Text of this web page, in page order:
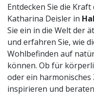
Entdecken Sie die
Katharina Deisler in
Sie ein in die Welt der
und erfahren Sie, wie
Wohlbefinden auf
können. Ob für
oder ein harmonisches
inspirieren und